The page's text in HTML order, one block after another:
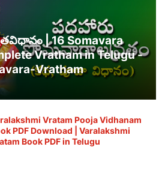
| 16 Somavara
Vratham in Telugu -
Vratham
Vratam Pooja Vidhanam
PDF Download | Varalakshmi
Book PDF in Telugu